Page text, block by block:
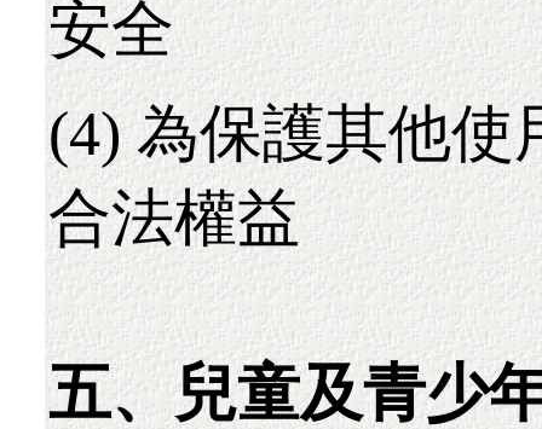
安全
(4) 為保護其他
合法權益
五、兒童及青少